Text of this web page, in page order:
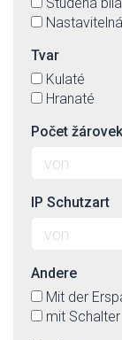
Tvar
Kulaté
Hranaté
Počet žárovek
IP Schutzart
Andere
Mit der
mit Schalter